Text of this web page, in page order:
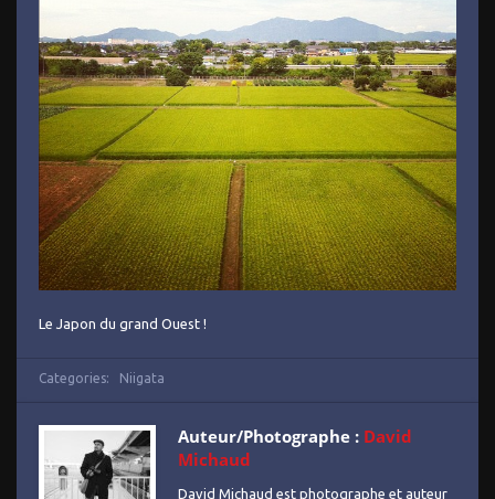
Le Japon du grand Ouest !
Categories: Niigata
Auteur/Photographe : David
Michaud
David Michaud est photographe et auteur